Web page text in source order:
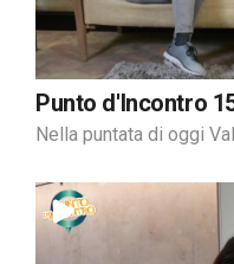
Punto d'Incontro
Nella puntata di oggi